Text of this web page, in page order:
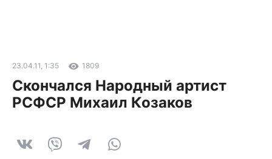
23.04.11, 1:35 1809
Скончался Народный артист
РСФСР Михаил Козаков